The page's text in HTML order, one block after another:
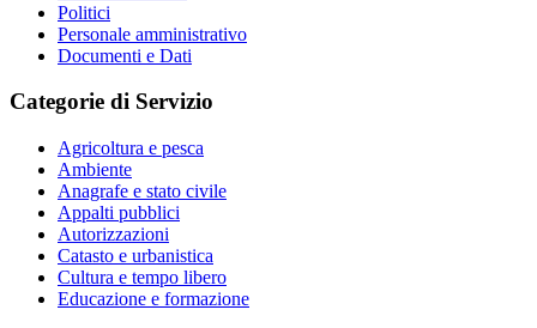
Politici
Personale amministrativo
Documenti e Dati
Categorie di Servizio
Agricoltura e pesca
Ambiente
Anagrafe e stato civile
Appalti pubblici
Autorizzazioni
Catasto e urbanistica
Cultura e tempo libero
Educazione e formazione